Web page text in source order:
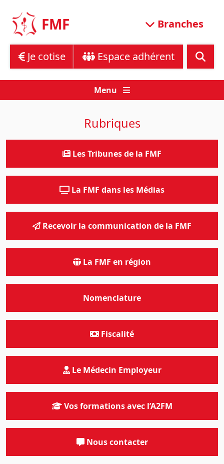
content
FMF Branches
Je cotise Espace adhérent
Menu
Rubriques
Les Tribunes de la FMF
La FMF dans les Médias
Recevoir la communication de la FMF
La FMF en région
Nomenclature
Fiscalité
Le Médecin Employeur
Vos formations avec l’A2FM
Nous contacter